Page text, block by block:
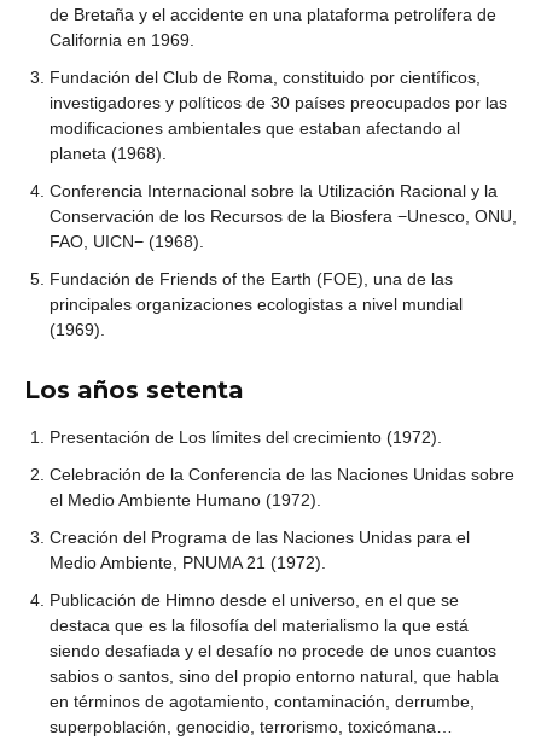
de Bretaña y el accidente en una plataforma petrolífera de
California en 1969.
Fundación del Club de Roma, constituido por científicos,
investigadores y políticos de 30 países preocupados por las
modificaciones ambientales que estaban afectando al
planeta (1968).
Conferencia Internacional sobre la Utilización Racional y la
Conservación de los Recursos de la Biosfera −Unesco, ONU,
FAO, UICN− (1968).
Fundación de Friends of the Earth (FOE), una de las
principales organizaciones ecologistas a nivel mundial
(1969).
Los años setenta
Presentación de Los límites del crecimiento (1972).
Celebración de la Conferencia de las Naciones Unidas sobre
el Medio Ambiente Humano (1972).
Creación del Programa de las Naciones Unidas para el
Medio Ambiente, PNUMA 21 (1972).
Publicación de Himno desde el universo, en el que se
destaca que es la filosofía del materialismo la que está
siendo desafiada y el desafío no procede de unos cuantos
sabios o santos, sino del propio entorno natural, que habla
en términos de agotamiento, contaminación, derrumbe,
superpoblación, genocidio, terrorismo, toxicómana…